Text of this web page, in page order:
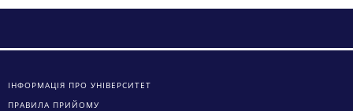
ІНФОРМАЦІЯ ПРО УНІВЕРСИТЕТ
ПРАВИЛА ПРИЙОМУ